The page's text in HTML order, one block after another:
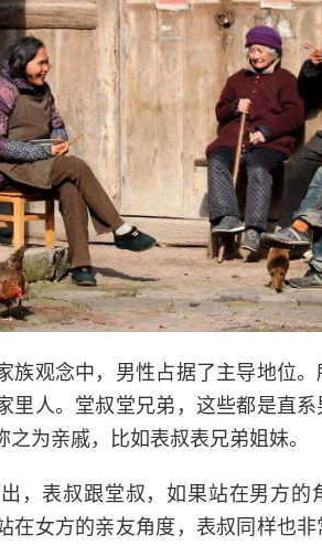
族观念中，男性占据了主导地位
里人。堂叔堂兄弟，这些都是直
为亲戚，比如表叔表兄弟姐妹。
，表叔跟堂叔，如果站在男方的
在女方的亲友角度，表叔同样也